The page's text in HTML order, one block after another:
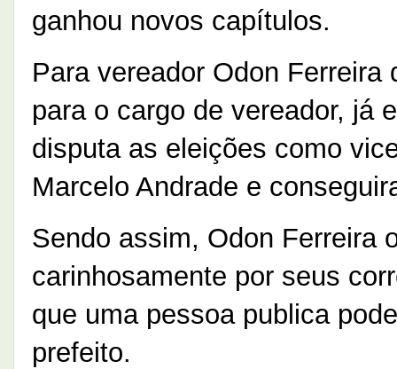
ganhou novos capítulos.
Para vereador Odon
para o cargo de vereador, já
disputa as eleições como
Marcelo Andrade e
Sendo assim, Odon Ferreira
carinhosamente por seus
que uma pessoa publica
prefeito.